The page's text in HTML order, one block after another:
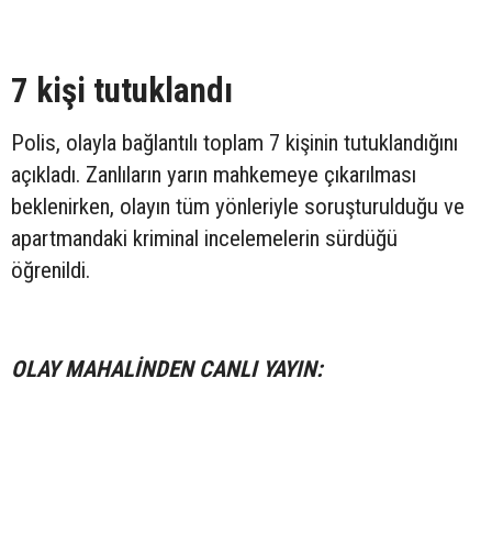
7 kişi tutuklandı
Polis, olayla bağlantılı toplam 7 kişinin tutuklandığını
açıkladı. Zanlıların yarın mahkemeye çıkarılması
beklenirken, olayın tüm yönleriyle soruşturulduğu ve
apartmandaki kriminal incelemelerin sürdüğü
öğrenildi.
OLAY MAHALİNDEN CANLI YAYIN: